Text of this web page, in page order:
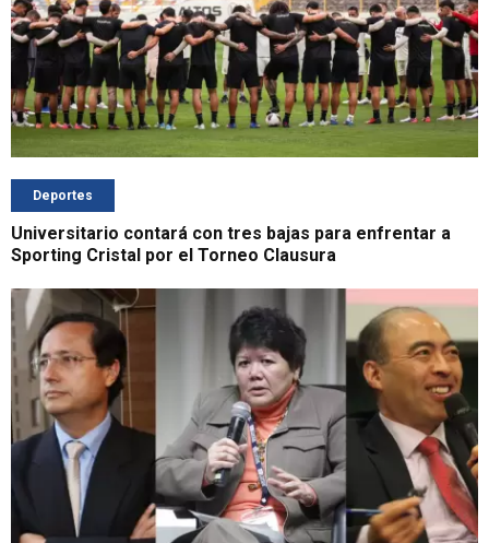
Deportes
Universitario contará con tres bajas para enfrentar a
Sporting Cristal por el Torneo Clausura